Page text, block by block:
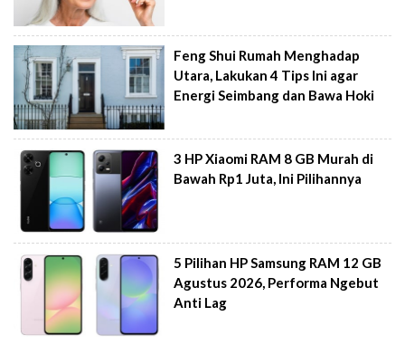
Feng Shui Rumah Menghadap
Utara, Lakukan 4 Tips Ini agar
Energi Seimbang dan Bawa Hoki
3 HP Xiaomi RAM 8 GB Murah di
Bawah Rp1 Juta, Ini Pilihannya
5 Pilihan HP Samsung RAM 12 GB
Agustus 2026, Performa Ngebut
Anti Lag